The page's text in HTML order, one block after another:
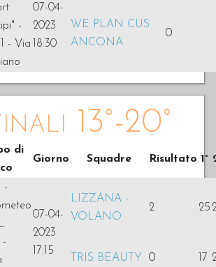
-
- Via
07-04-
2023
18:30
WE PLAN CUS
ANCONA
0
13°-20°
di
Giorno Squadre Risultato 1°
-
-
07-04-
2023
17:15
LIZZANA -
VOLANO
2 25
TRIS BEAUTY 0 17